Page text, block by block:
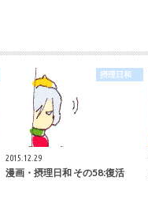
摂理日和
2015.12.29
漫画・摂理日和 その58:復活